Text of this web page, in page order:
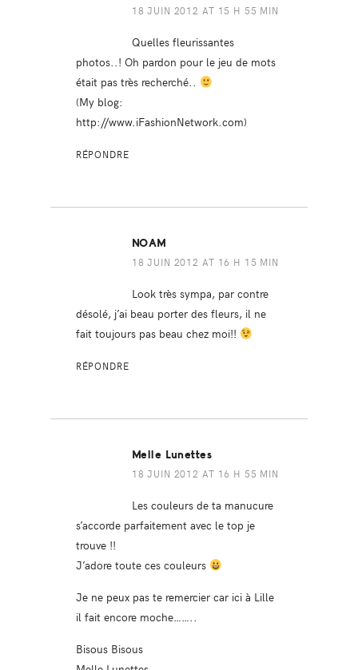
18 JUIN 2012 AT 15 H 55 MIN
Quelles fleurissantes
photos..! Oh pardon pour le jeu de mots
était pas très recherché..
(My blog:
http://www.iFashionNetwork.com)
RÉPONDRE
NOAM
18 JUIN 2012 AT 16 H 15 MIN
Look très sympa, par contre
désolé, j’ai beau porter des fleurs, il ne
fait toujours pas beau chez moi!!
RÉPONDRE
Melle Lunettes
18 JUIN 2012 AT 16 H 55 MIN
Les couleurs de ta manucure
s’accorde parfaitement avec le top je
trouve !!
J’adore toute ces couleurs
Je ne peux pas te remercier car ici à Lille
il fait encore moche……..
Bisous Bisous